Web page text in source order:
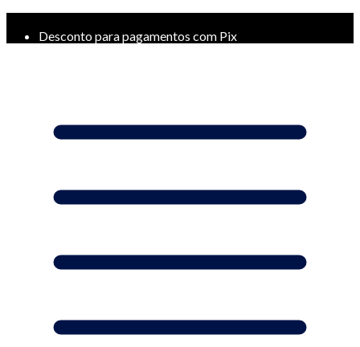
Desconto para pagamentos com Pix